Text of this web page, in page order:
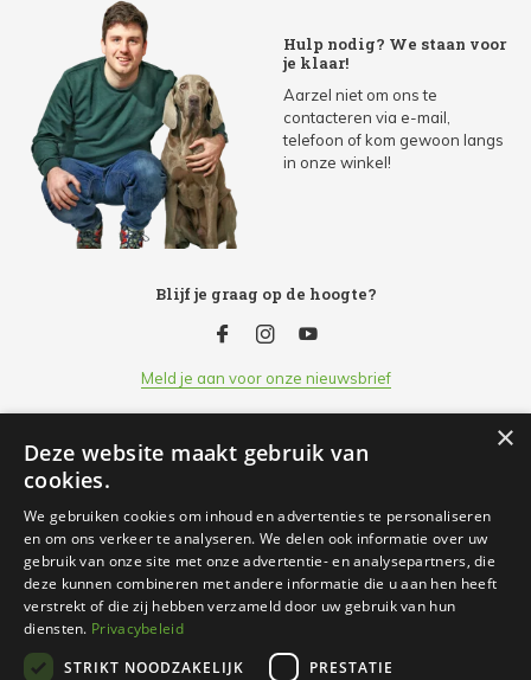
Hulp nodig? We staan voor
je klaar!
Aarzel niet om ons te
contacteren via e-mail,
telefoon of kom gewoon langs
in onze winkel!
Blijf je graag op de hoogte?
Meld je aan voor onze nieuwsbrief
Klantenservice
Openingsuren
Informatie
Contact
×
Deze website maakt gebruik van
cookies.
We gebruiken cookies om inhoud en advertenties te personaliseren
en om ons verkeer te analyseren. We delen ook informatie over uw
gebruik van onze site met onze advertentie- en analysepartners, die
deze kunnen combineren met andere informatie die u aan hen heeft
verstrekt of die zij hebben verzameld door uw gebruik van hun
diensten. Privacybeleid
STRIKT NOODZAKELIJK
PRESTATIE